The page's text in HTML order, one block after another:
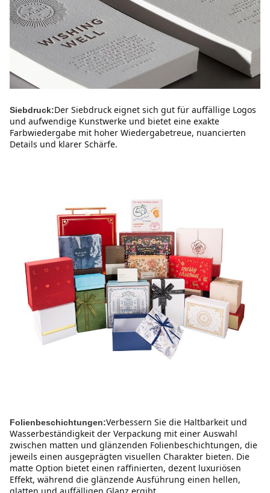
Siebdruck:Der Siebdruck eignet sich gut für auffällige Logos
und aufwendige Kunstwerke und bietet eine exakte
Farbwiedergabe mit hoher Wiedergabetreue, nuancierten
Details und klarer Schärfe.
Folienbeschichtungen:Verbessern Sie die Haltbarkeit und
Wasserbeständigkeit der Verpackung mit einer Auswahl
zwischen matten und glänzenden Folienbeschichtungen, die
jeweils einen ausgeprägten visuellen Charakter bieten. Die
matte Option bietet einen raffinierten, dezent luxuriösen
Effekt, während die glänzende Ausführung einen hellen,